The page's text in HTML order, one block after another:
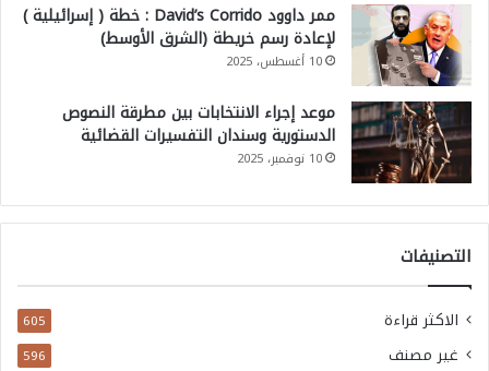
ممر داوود David’s Corrido : خطة ( إسرائيلية )
لإعادة رسم خريطة (الشرق الأوسط)
10 أغسطس، 2025
موعد إجراء الانتخابات بين مطرقة النصوص
الدستورية وسندان التفسيرات القضائية
10 نوفمبر، 2025
التصنيفات
الاكثر قراءة 605
غير مصنف 596